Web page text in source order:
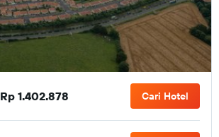
Rp 1.402.878 Cari Hotel